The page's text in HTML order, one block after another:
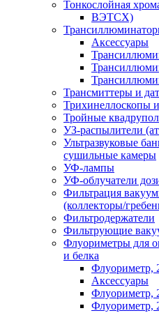
Тонкослойная
ВЭТСХ)
Аксессуары
Трансмиттеры и
Трихинеллоскопы
Тройные
УЗ-распылители
Ультразвуковые
сушильные камеры
УФ-лампы
УФ-облучатели
Фильтрация
(коллекторы/
Фильтродержатели
Фильтрующие
Флуориметры для
и белка
Флуориметр,
Аксессуары
Флуориметр,
Флуориметр,